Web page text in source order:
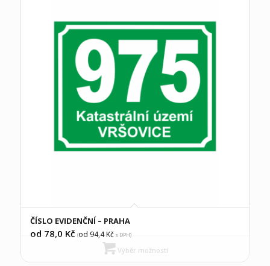
ČÍSLO EVIDENČNÍ – PRAHA
od 78,0 Kč (od 94,4Kčs DPH)
Výběr možností